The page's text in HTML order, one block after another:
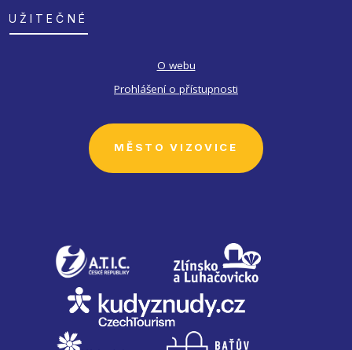
UŽITEČNÉ
O webu
Prohlášení o přístupnosti
MĚSTO VIZOVICE